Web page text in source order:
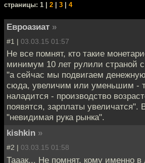
cтраницы: 1 | 2 3 4
Евроазиат »
#1 | 03.03.15 01:57
Не все помнят, кто такие
минимум 10 лет рулили страной
"а сейчас мы подвигаем
сюда, увеличим или уменьшим -
наладится - производство
появятся, зарплаты увеличатся".
"невидимая рука рынка".
kishkin »
#2 | 03.03.15 01:58
Тааак... Не помнят, кому именно